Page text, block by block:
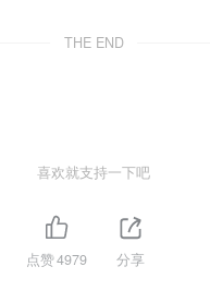
THE END
喜欢就支持一下吧
点赞4979 分享